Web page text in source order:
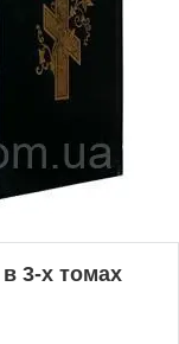
3-х томах